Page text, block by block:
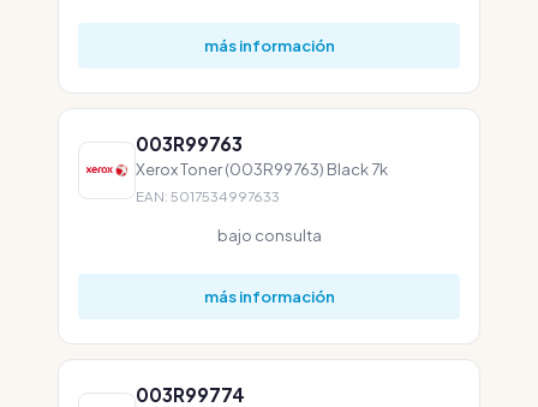
más información
003R99763
Xerox Toner (003R99763) Black 7k
EAN: 5017534997633
bajo consulta
más información
003R99774